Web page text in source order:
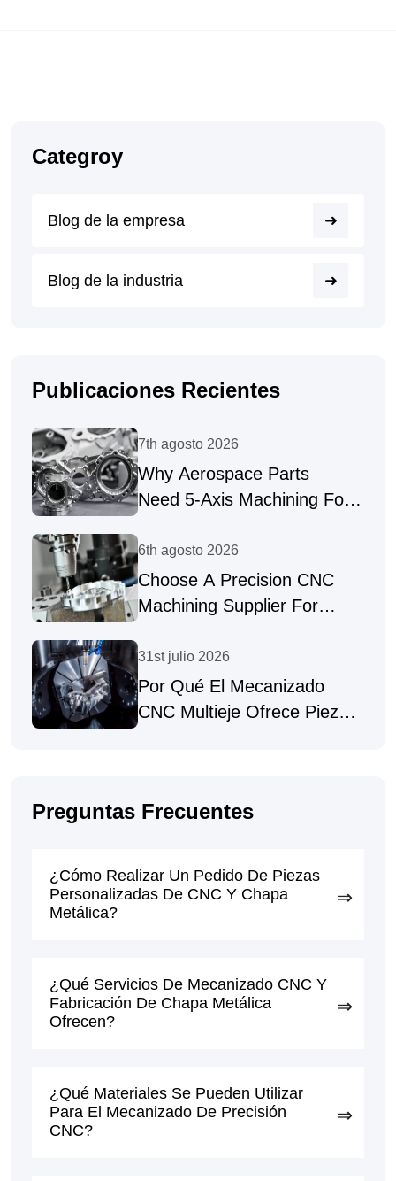
Categroy
Blog de la empresa
Blog de la industria
Publicaciones Recientes
7th agosto 2026
Why Aerospace Parts
Need 5-Axis Machining For
6th agosto 2026
Choose A Precision CNC
Machining Supplier For
31st julio 2026
Por Qué El Mecanizado
CNC Multieje Ofrece Piezas
Preguntas Frecuentes
¿Cómo Realizar Un Pedido De Piezas
Personalizadas De CNC Y Chapa
Metálica?
¿Qué Servicios De Mecanizado CNC Y
Fabricación De Chapa Metálica
Ofrecen?
¿Qué Materiales Se Pueden Utilizar
Para El Mecanizado De Precisión
CNC?